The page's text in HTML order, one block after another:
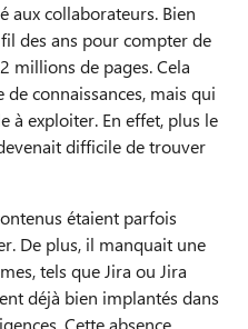
aux collaborateurs. Bien
des ans pour compter de
millions de pages. Cela
connaissances, mais qui
à exploiter. En effet, plus le
difficile de trouver
étaient parfois
De plus, il manquait une
tels que Jira ou Jira
déjà bien implantés dans